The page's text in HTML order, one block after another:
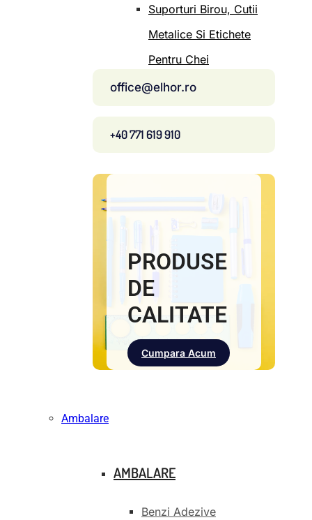
Suporturi Birou, Cutii
Metalice Si Etichete
Pentru Chei
office@elhor.ro
+40 771 619 910
PRODUSE
DE
CALITATE
Cumpara Acum
Ambalare
AMBALARE
Benzi Adezive